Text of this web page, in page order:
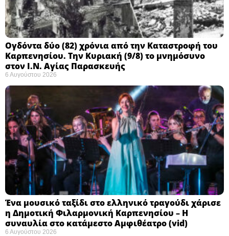
Ογδόντα δύο (82) χρόνια από την Καταστροφή του
Καρπενησίου. Την Κυριακή (9/8) το μνημόσυνο
στον Ι.Ν. Αγίας Παρασκευής
6 Αυγούστου 2026
Ένα μουσικό ταξίδι στο ελληνικό τραγούδι χάρισε
η Δημοτική Φιλαρμονική Καρπενησίου – Η
συναυλία στο κατάμεστο Αμφιθέατρο (vid)
6 Αυγούστου 2026